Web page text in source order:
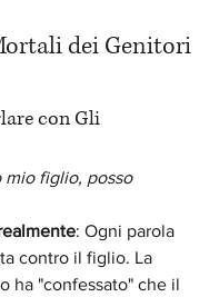
dei Genitori
con Gli
mio figlio, posso
: Ogni parola
contro il figlio. La
ha "confessato" che il